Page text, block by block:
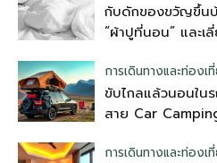
กับดักของขวัญขึ้นบ้
“ผ้าปูที่นอน” และเ
การเดินทางและท่องเ
ขับไกลแล้วนอนใน
สาย Car
การเดินทางและท่องเ